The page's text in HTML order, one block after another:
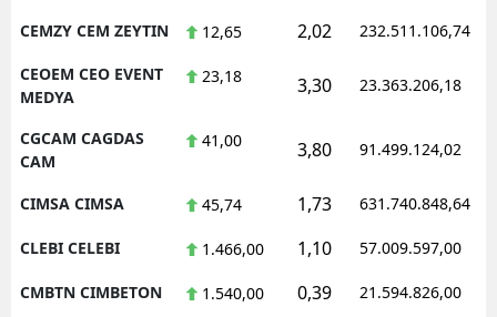
CEMZY CEM ZEYTIN 12,65 2,02 232.511.106,74
CEOEM CEO EVENT
MEDYA
23,18 3,30 23.363.206,18
CGCAM CAGDAS
CAM
41,00 3,80 91.499.124,02
CIMSA CIMSA 45,74 1,73 631.740.848,64
CLEBI CELEBI 1.466,00 1,10 57.009.597,00
CMBTN CIMBETON 1.540,00 0,39 21.594.826,00